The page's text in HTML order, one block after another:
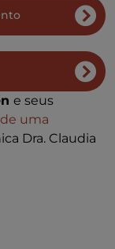
e seus
uma
Dra. Claudia